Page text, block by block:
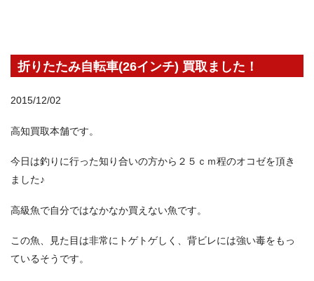
折りたたみ自転車(26インチ) 買取ました！
2015/12/02
高知買取本舗です。
今日は釣りに行った知り合いの方から２５ｃｍ程のオコゼを頂き
ました♪
高級魚で自分ではなかなか買えない魚です。
この魚、見た目は非常にトゲトゲしく、背ビレには強い毒をもっ
ているそうです。